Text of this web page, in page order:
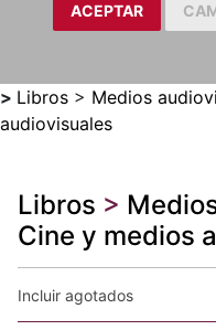
ACEPTAR
> Libros > Medios
audiovisuales
Libros >
Cine y medios
Incluir agotados